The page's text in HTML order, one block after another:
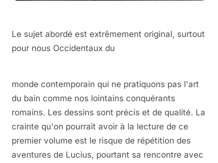
Le sujet abordé est extrêmement original, surtout
pour nous Occidentaux du
monde contemporain qui ne pratiquons pas l'art
du bain comme nos lointains conquérants
romains. Les dessins sont précis et de qualité. La
crainte qu'on pourrait avoir à la lecture de ce
premier volume est le risque de répétition des
aventures de Lucius, pourtant sa rencontre avec